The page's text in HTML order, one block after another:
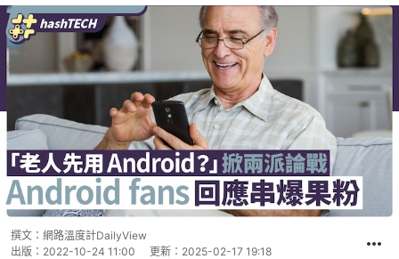
撰文： 網路溫度計DailyView
出版： 2022-10-24 11:00 更新： 2025-02-17 19:18